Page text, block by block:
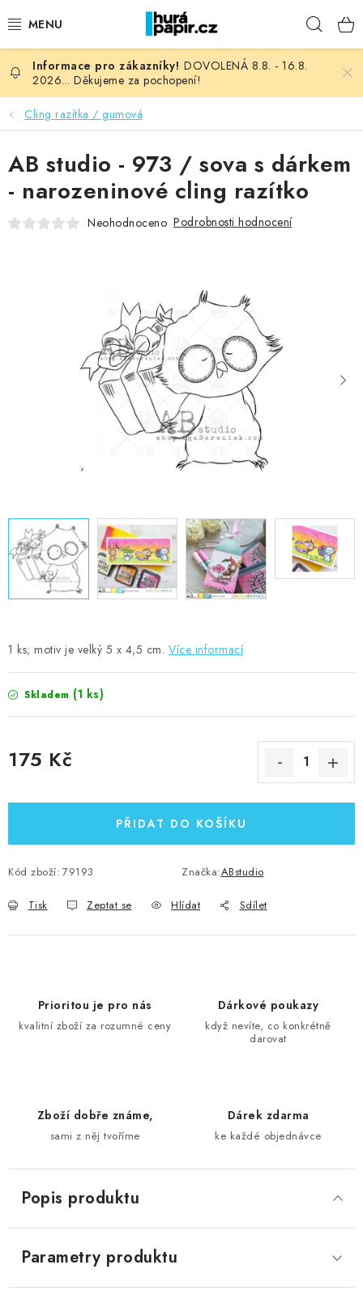
na
NOVINKY
HURÁ DÍLNA
VŠECHNO ZBOŽÍ
KNIHAŘSKÝ MATERIÁL
MOJE OBJEDNÁVKA
Moje objednávka
Oblíbené ♥️
Jak nakupovat
DOVOLENÁ 8.8. - 16.8.
2026... Děkujeme za pochopení!
Cling razítka / gumová
1 ks; motiv je velký 5 x 4,5 cm. Více informací
Skladem (1 ks)
175 Kč
PŘIDAT DO KOŠÍKU
Kód zboží: 79193 Značka:ABstudio
Tisk Zeptat se Hlídat Sdílet
AB studio - 973 / sova s dárkem
- narozeninové cling razítko
Neohodnoceno Podrobnosti hodnocení
Prioritou je pro nás
kvalitní zboží za rozumné ceny
Dárkové poukazy
když nevíte, co konkrétně
darovat
Zboží dobře známe,
sami z něj tvoříme
Dárek zdarma
ke každé objednávce
Popis produktu
Parametry produktu